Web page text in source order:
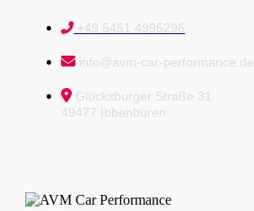
+49 5451 4995296
info@avm-car-performance.de
Glücksburger Straße 31
49477 Ibbenbüren